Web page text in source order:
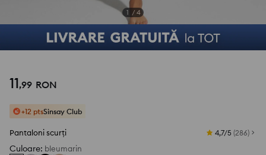
1 / 4
11,99 RON
+12 ptsSinsay Club
Pantaloni scurți 4,7/5 (286)
Culoare: bleumarin